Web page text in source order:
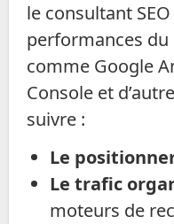
le consultant
performances
comme Google
Console et
suivre :
Le
Le trafic
moteurs de